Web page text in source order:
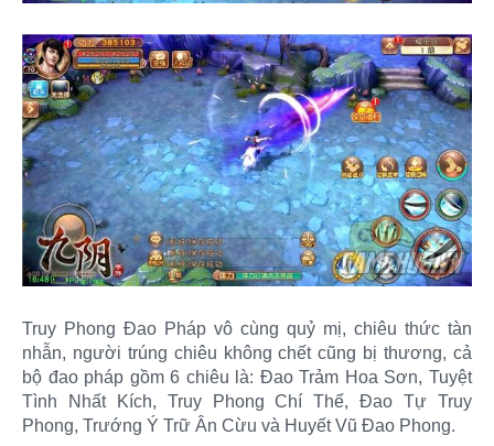
Truy Phong Đao Pháp vô cùng quỷ mị, chiêu thức tàn
nhẫn, người trúng chiêu không chết cũng bị thương, cả
bộ đao pháp gồm 6 chiêu là: Đao Trảm Hoa Sơn, Tuyệt
Tình Nhất Kích, Truy Phong Chí Thế, Đao Tự Truy
Phong, Trướng Ý Trữ Ân Cừu và Huyết Vũ Đao Phong.